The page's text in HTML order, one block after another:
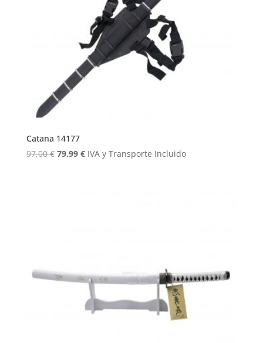
Catana 14177
97,00€ El
79,99 €ElIVA y Transporte Incluido